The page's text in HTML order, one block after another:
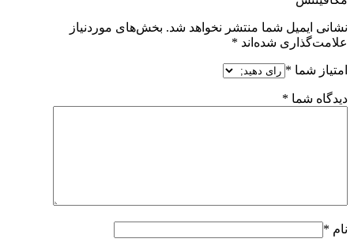
نشانی ایمیل شما منتشر نخواهد شد. بخش‌های موردنیاز
علامت‌گذاری شده‌اند *
امتیاز شما *
دیدگاه شما *
نام *